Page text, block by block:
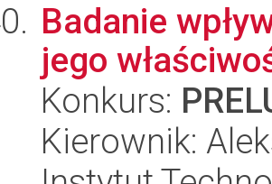
Badanie
jego
Konkurs:
Kierownik: